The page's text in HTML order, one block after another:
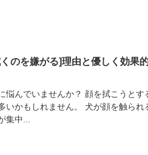
のを嫌がる]理由と優しく効果
悩んでいませんか？ 顔を拭こうとす
いかもしれません。 犬が顔を触られ
集中...